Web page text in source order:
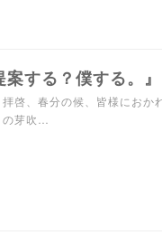
する？僕する。』
啓、春分の候、皆様にお
芽吹…